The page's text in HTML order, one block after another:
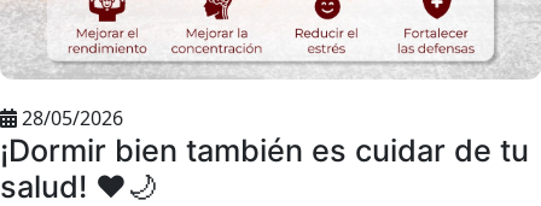
28/05/2026
¡Dormir bien también es cuidar de tu
salud! ❤️🌙